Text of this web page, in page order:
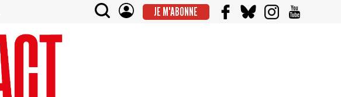
JE M'ABONNE